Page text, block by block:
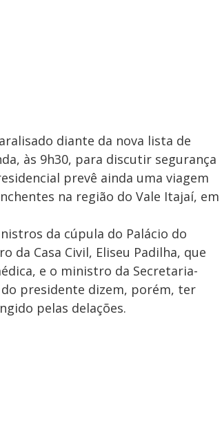
diante da nova lista de
às 9h30, para discutir segurança
prevê ainda uma viagem
na região do Vale Itajaí, em
da cúpula do Palácio do
da Casa Civil, Eliseu Padilha, que
e o ministro da Secretaria-
presidente dizem, porém, ter
pelas delações.